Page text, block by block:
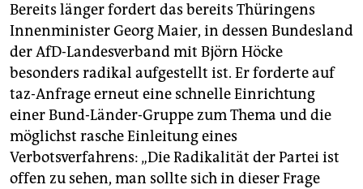
Bereits länger fordert das bereits Thüringens
Innenminister Georg Maier, in dessen Bundesland
der AfD-Landesverband mit Björn Höcke
besonders radikal aufgestellt ist. Er forderte auf
taz-Anfrage erneut eine schnelle Einrichtung
einer Bund-Länder-Gruppe zum Thema und die
möglichst rasche Einleitung eines
Verbotsverfahrens: „Die Radikalität der Partei ist
offen zu sehen, man sollte sich in dieser Frage